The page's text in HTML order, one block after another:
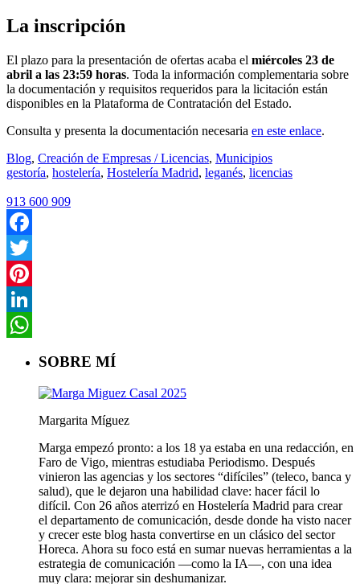
La inscripción
El plazo para la presentación de ofertas acaba el miércoles 23 de
abril a las 23:59 horas. Toda la información complementaria sobre
la documentación y requisitos requeridos para la licitación están
disponibles en la Plataforma de Contratación del Estado.
Consulta y presenta la documentación necesaria en este enlace.
Blog, Creación de Empresas / Licencias, Municipios
gestoría, hostelería, Hostelería Madrid, leganés, licencias
913 600 909
Facebook
Twitter
Pinterest
LinkedIn
SOBRE MÍ
Margarita Míguez
Marga empezó pronto: a los 18 ya estaba en una redacción, en
Faro de Vigo, mientras estudiaba Periodismo. Después
vinieron las agencias y los sectores “difíciles” (teleco, banca y
salud), que le dejaron una habilidad clave: hacer fácil lo
difícil. Con 26 años aterrizó en Hostelería Madrid para crear
el departamento de comunicación, desde donde ha visto nacer
y crecer este blog hasta convertirse en un clásico del sector
Horeca. Ahora su foco está en sumar nuevas herramientas a la
estrategia de comunicación —como la IA—, con una idea
muy clara: mejorar sin deshumanizar.